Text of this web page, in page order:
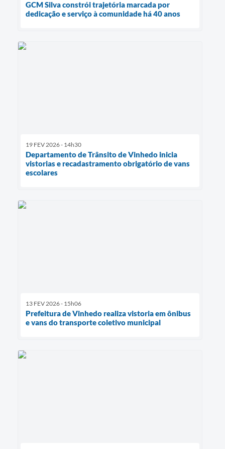
GCM Silva constrói trajetória marcada por
dedicação e serviço à comunidade há 40 anos
19 FEV 2026 - 14h30
Departamento de Trânsito de Vinhedo inicia
vistorias e recadastramento obrigatório de vans
escolares
13 FEV 2026 - 15h06
Prefeitura de Vinhedo realiza vistoria em ônibus
e vans do transporte coletivo municipal